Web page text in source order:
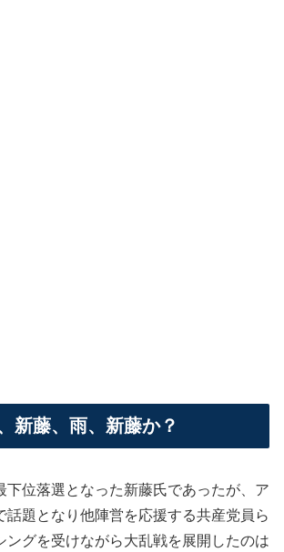
新藤、雨、新藤か？
位落選となった新藤氏であったが、ア
話題となり他陣営を応援する共産党員ら
ングを受けながら大乱戦を展開したのは